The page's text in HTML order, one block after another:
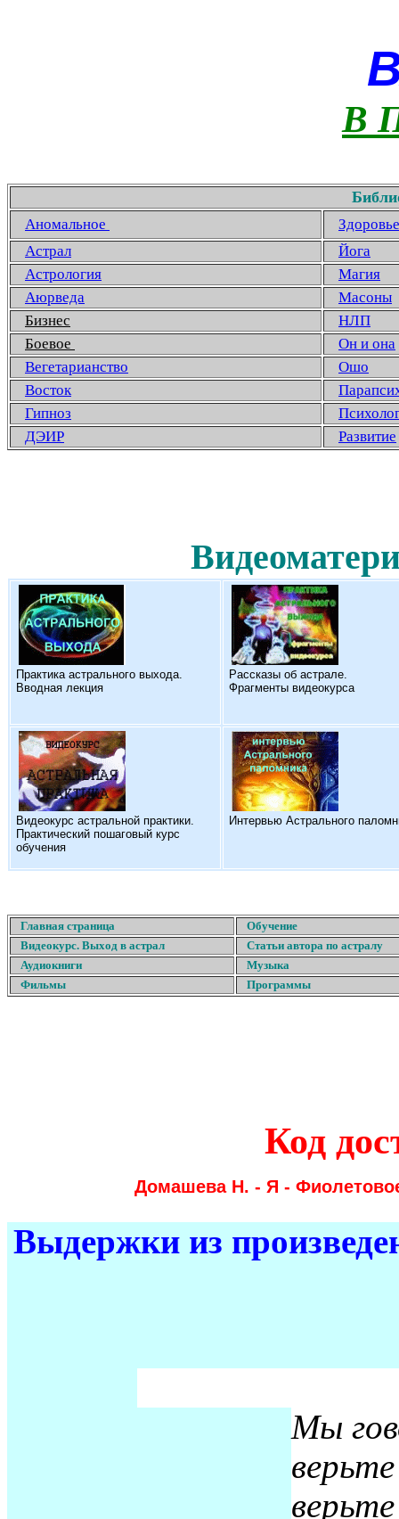
В
Аномальное
Здоровье
Астрал
Йога
Астрология
Магия
Аюрведа
Масоны
Бизнес
НЛП
Боевое
Он и она
Вегетарианство
Ошо
Восток
Гипноз
ДЭИР
Развитие
Практика астрального выхода.
Вводная лекция
Рассказы об астрале.
Фрагменты видеокурса
Видеокурс астральной практики.
Практический пошаговый курс
обучения
Интервью Астрального
Главная страница
Обучение
Видеокурс. Выход в астрал
Статьи автора по астралу
Аудиокниги
Музыка
Фильмы
Программы
Код
Домашева Н. - Я -
Выдержки из
Мы